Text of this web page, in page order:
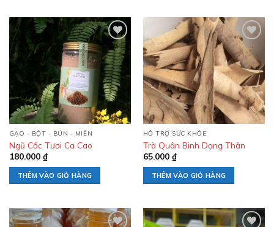
Add to
wishlist
GẠO - BỘT - BÚN - MIẾN
Ngũ Cốc Tươi Ca Cao
180.000 ₫
THÊM VÀO GIỎ HÀNG
Add to
wishlist
HỖ TRỢ SỨC KHỎE
Trà Quân Binh Dạng Thân
65.000 ₫
THÊM VÀO GIỎ HÀNG